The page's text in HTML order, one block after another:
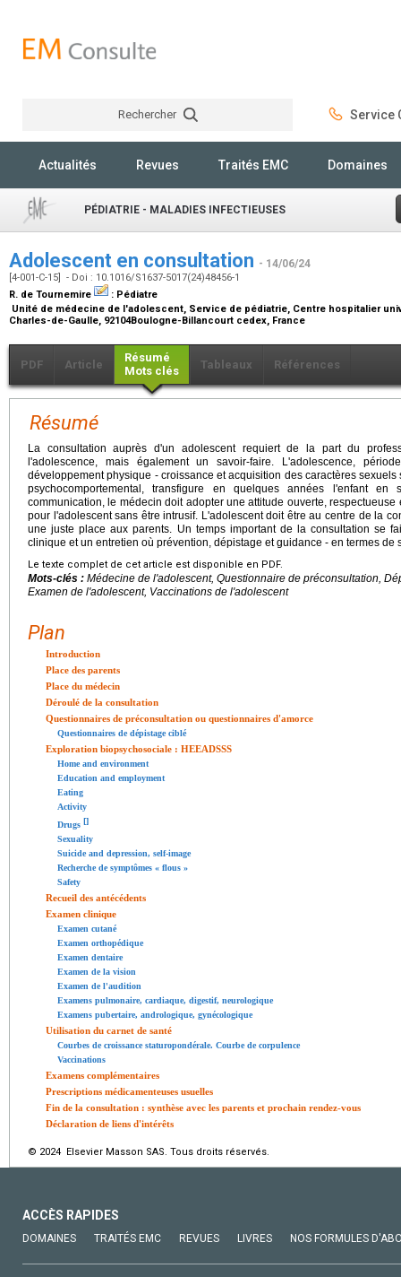
Rechercher Service
Actualités Revues Traités EMC Domaines
PÉDIATRIE - MALADIES INFECTIEUSES
Adolescent en consultation - 14/06/24
[4-001-C-15] - Doi : 10.1016/S1637-5017(24)48456-1
R. de Tournemire
: Pédiatre
Unité de médecine de l'adolescent, Service de pédiatrie, Centre hospitalier
Charles-de-Gaulle, 92104Boulogne-Billancourt cedex, France
PDF Article
Résumé
Mots clés
Tableaux Références
Résumé
La consultation auprès d'un adolescent requiert de la part du
l'adolescence, mais également un savoir-faire. L'adolescence,
développement physique - croissance et acquisition des caractères
psychocomportemental, transfigure en quelques années l'enfant
communication, le médecin doit adopter une attitude ouverte,
pour l'adolescent sans être intrusif. L'adolescent doit être au centre de la
une juste place aux parents. Un temps important de la consultation se
clinique et un entretien où prévention, dépistage et guidance - en termes de
Le texte complet de cet article est disponible en PDF.
Mots-clés : Médecine de l'adolescent, Questionnaire de préconsultation,
Examen de l'adolescent, Vaccinations de l'adolescent
Plan
Introduction
Place des parents
Place du médecin
Déroulé de la consultation
Questionnaires de préconsultation ou questionnaires d'amorce
Questionnaires de dépistage ciblé
Exploration biopsychosociale : HEEADSSS
Home and environment
Education and employment
Eating
Activity
Drugs []
Sexuality
Suicide and depression, self-image
Recherche de symptômes « flous »
Safety
Recueil des antécédents
Examen clinique
Examen cutané
Examen orthopédique
Examen dentaire
Examen de la vision
Examen de l'audition
Examens pulmonaire, cardiaque, digestif, neurologique
Examens pubertaire, andrologique, gynécologique
Utilisation du carnet de santé
Courbes de croissance staturopondérale. Courbe de corpulence
Vaccinations
Examens complémentaires
Prescriptions médicamenteuses usuelles
Fin de la consultation : synthèse avec les parents et prochain rendez-vous
Déclaration de liens d'intérêts
© 2024 Elsevier Masson SAS. Tous droits réservés.
ACCÈS RAPIDES
DOMAINES TRAITÉS EMC REVUES LIVRES NOS FORMULES